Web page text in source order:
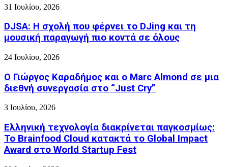
31 Ιουλίου, 2026
DJSA: Η σχολή που φέρνει το DJing και τη
μουσική παραγωγή πιο κοντά σε όλους
24 Ιουλίου, 2026
Ο Γιώργος Καραδήμος και ο Marc Almond σε μια
διεθνή συνεργασία στο “Just Cry”
3 Ιουλίου, 2026
Ελληνική τεχνολογία διακρίνεται παγκοσμίως:
Το Brainfood Cloud κατακτά το Global Impact
Award στο World Startup Fest